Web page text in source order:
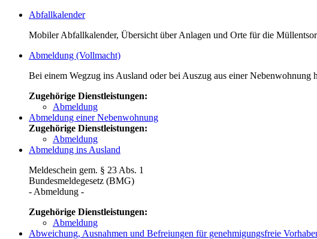
Abfallkalender
Mobiler Abfallkalender, Übersicht über Anlagen und Orte für die
Abmeldung (Vollmacht)
Bei einem Wegzug ins Ausland oder bei Auszug aus einer
Zugehörige Dienstleistungen:
Abmeldung
Abmeldung einer Nebenwohnung
Zugehörige Dienstleistungen:
Abmeldung
Abmeldung ins Ausland
Meldeschein gem. § 23 Abs. 1
Bundesmeldegesetz (BMG)
- Abmeldung -
Zugehörige Dienstleistungen:
Abmeldung
Abweichung, Ausnahmen und Befreiungen für genehmigungsfreie